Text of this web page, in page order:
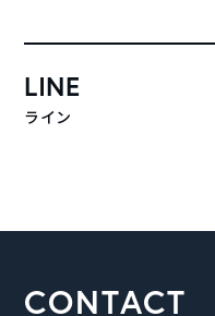
LINE
ライン
CONTACT